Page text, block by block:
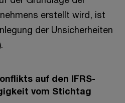
erstellt wird, ist
der Unsicherheiten
auf den IFRS-
vom Stichtag